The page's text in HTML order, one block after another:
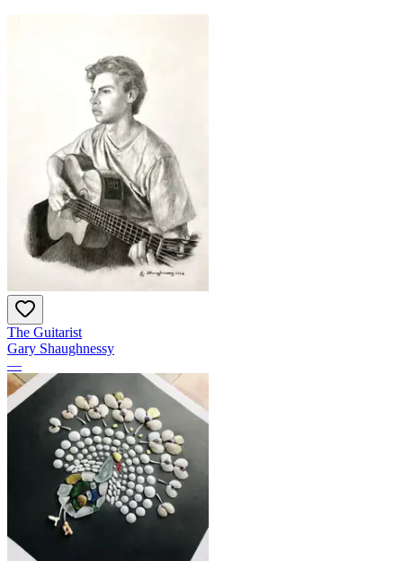
The Guitarist
Gary Shaughnessy
—